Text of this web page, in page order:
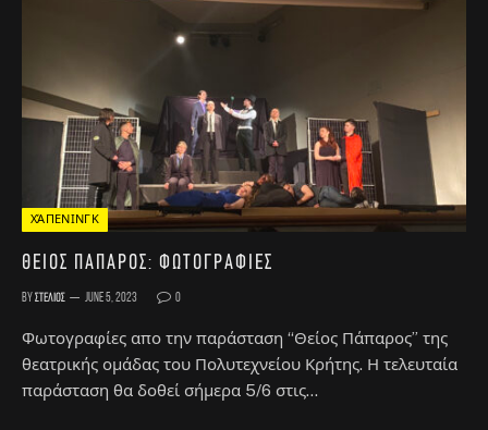
ΧΆΠΕΝΙΝΓΚ
Θείος Πάπαρος: Φωτογραφίες
ByΣτέλιος June 5, 2023 0
Φωτογραφίες απο την παράσταση “Θείος Πάπαρος” της
θεατρικής ομάδας του Πολυτεχνείου Κρήτης. Η τελευταία
παράσταση θα δοθεί σήμερα 5/6 στις…